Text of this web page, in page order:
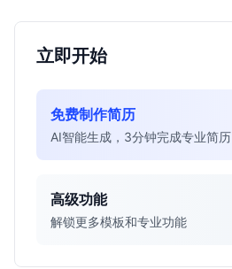
立即开始
免费制作简历
AI智能生成，3分钟完成专业简历
高级功能
解锁更多模板和专业功能